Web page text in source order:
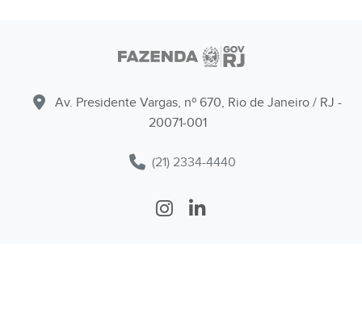
Av. Presidente Vargas, nº 670, Rio de Janeiro / RJ -
20071-001
(21) 2334-4440